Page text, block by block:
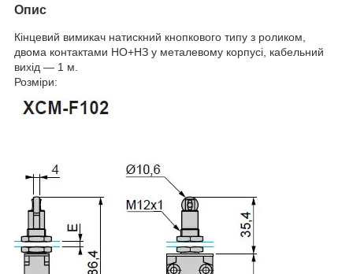
Опис
Кінцевий вимикач натискний кнопкового типу з роликом,
двома контактами НО+НЗ у металевому корпусі, кабельний
вихід — 1 м.
Розміри: